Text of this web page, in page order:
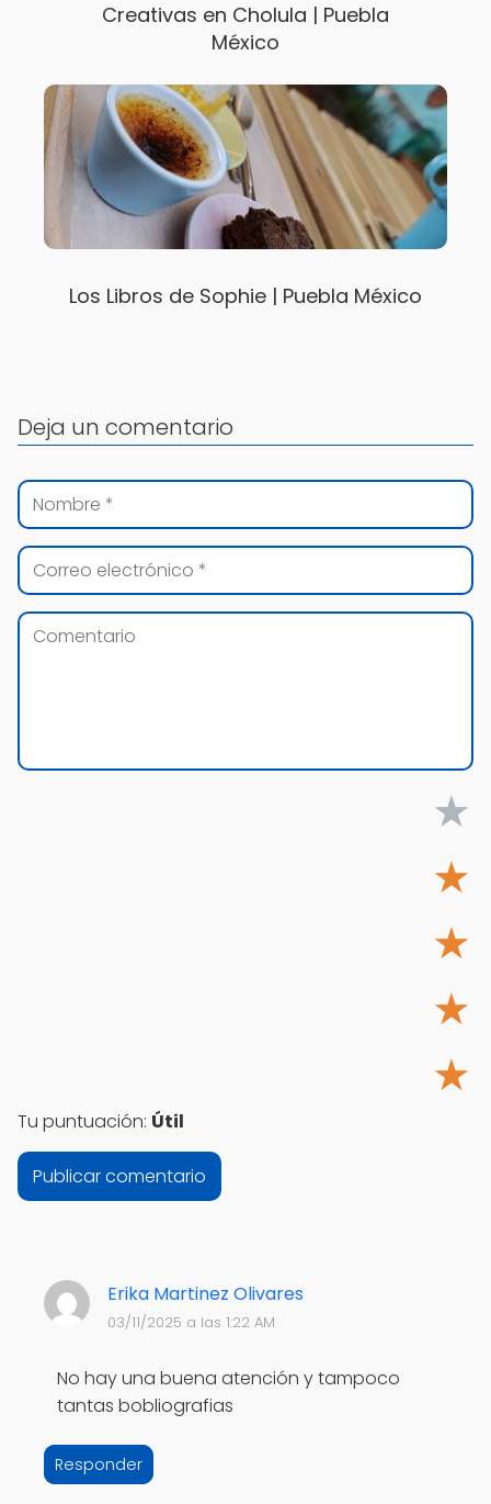
Creativas en Cholula | Puebla
México
Los Libros de Sophie | Puebla México
Erika Martinez Olivares
03/11/2025 a las 1:22 AM
No hay una buena atención y tampoco
tantas bobliografias
Responder
Deja un comentario
★
★
★
★
★
Tu puntuación: Útil